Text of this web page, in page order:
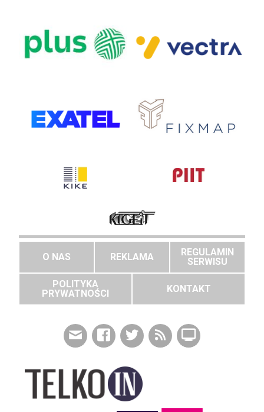
O NAS REKLAMA
REGULAMIN
SERWISU
POLITYKA
PRYWATNOŚCI
KONTAKT